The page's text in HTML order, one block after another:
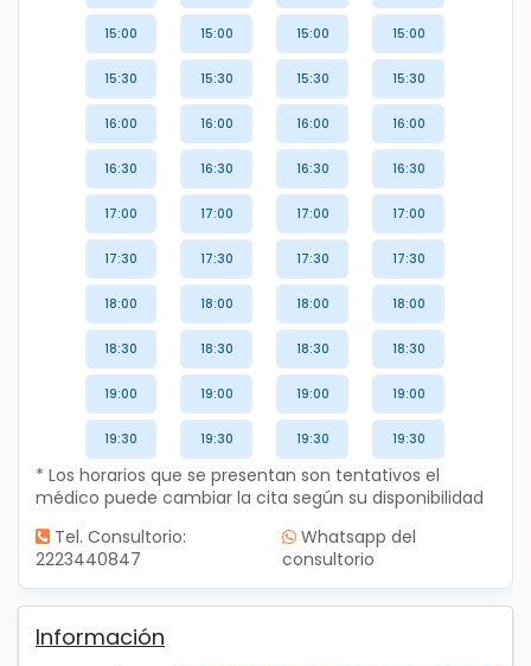
15:00
15:30
16:00
16:30
17:00
17:30
18:00
18:30
19:00
19:30
15:00
15:30
16:00
16:30
17:00
17:30
18:00
18:30
19:00
19:30
15:00
15:30
16:00
16:30
17:00
17:30
18:00
18:30
19:00
19:30
15:00
15:30
16:00
16:30
17:00
17:30
18:00
18:30
19:00
19:30
* Los horarios que se presentan son tentativos el
médico puede cambiar la cita según su disponibilidad
Tel. Consultorio:
2223440847
Whatsapp del
consultorio
Información